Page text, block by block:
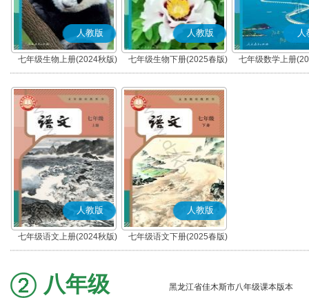
人教版
七年级生物上册(2024秋版)
人教版
七年级生物下册(2025春版)
人
七年级数学上册
人教版
七年级语文上册(2024秋版)
(部编版)
人教版
七年级语文下册(2025春版)
(部编版)
八年级 黑龙江省佳木斯市八年级课本版本